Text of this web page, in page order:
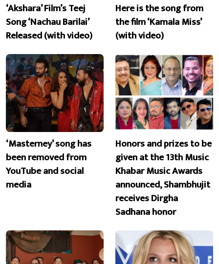
‘Akshara’ Film’s Teej
Song ‘Nachau Barilai’
Released (with video)
Here is the song from
the film ‘Kamala Miss’
(with video)
‘Masterney’ song has
been removed from
YouTube and social
media
Honors and prizes to be
given at the 13th Music
Khabar Music Awards
announced, Shambhujit
receives Dirgha
Sadhana honor